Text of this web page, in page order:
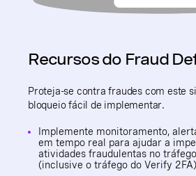
Recursos do Fraud
Proteja-se contra fraudes com este
bloqueio fácil de implementar.
Implemente monitoramento,
em tempo real para ajudar a
atividades fraudulentas no
(inclusive o tráfego do Verify